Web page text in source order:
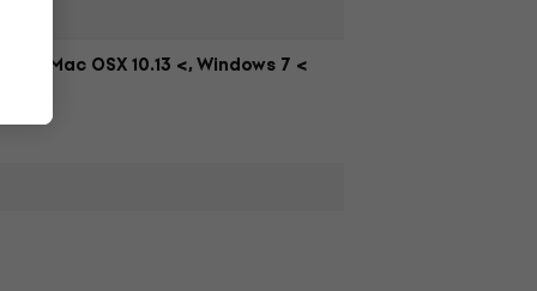
Mac OSX 10.13 <, Windows 7 <